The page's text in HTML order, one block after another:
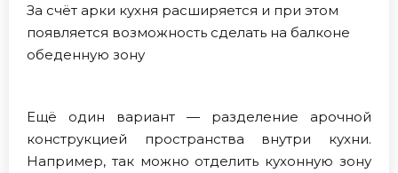
За счёт арки кухня расширяется и при этом
появляется возможность сделать на балконе
обеденную зону
Ещё один вариант — разделение арочной
конструкцией пространства внутри кухни.
Например, так можно отделить кухонную зону